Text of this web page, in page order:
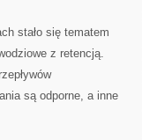
stało się tematem
z retencją.
są odporne, a inne